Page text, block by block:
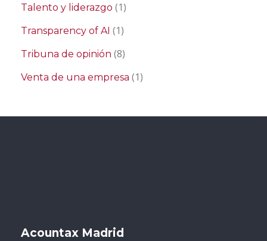
Talento y liderazgo (1)
Transparency of AI (1)
Tribuna de opinión (8)
Venta de una empresa (1)
Acountax Madrid